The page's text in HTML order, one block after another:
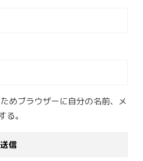
めブラウザーに自分の名前、メ
。